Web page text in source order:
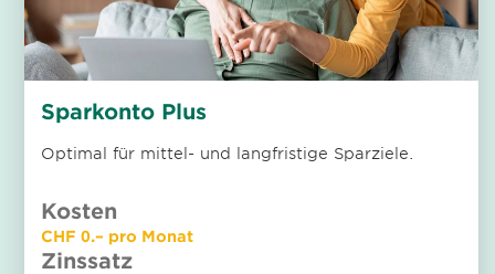
Sparkonto Plus
Optimal für mittel- und langfristige Sparziele.
Kosten
CHF 0.– pro Monat
Zinssatz